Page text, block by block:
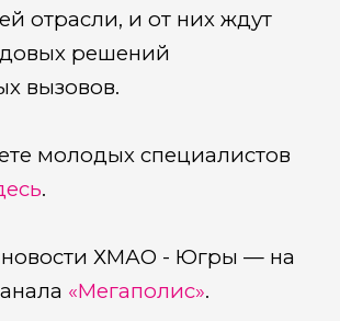
отрасли, и от них ждут
решений
вызовов.
молодых специалистов
.
ХМАО - Югры — на
«Мегаполис».